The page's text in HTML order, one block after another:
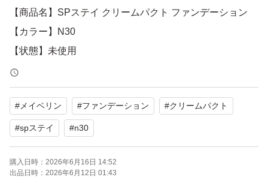
【商品名】SPステイ クリームパクト ファンデーション
【カラー】N30
【状態】未使用
カバー力が高く、崩れにくい人気のファンデーションで
す。まとめ買いにいかがでしょうか。
※発送は下記の「発送までの日数」をご確認ください。
その発送期限内には発送いたします。(到着日ではありま
#メイベリン #ファンデーション #クリームパクト
#spステイ #n30
購入日時： 2026年6月16日 14:52
出品日時： 2026年6月12日 01:43